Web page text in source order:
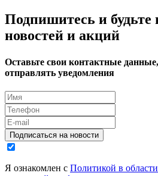
Подпишитесь и будьте
новостей и акций
Оставьте свои контактные
отправлять уведомления
Подписаться на новости
Я ознакомлен с Политикой в